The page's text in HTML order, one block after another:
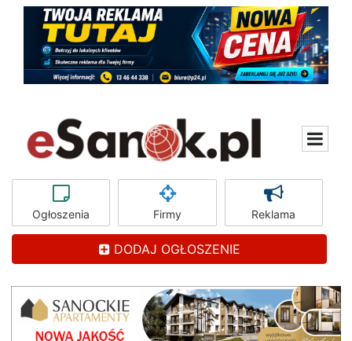
Ogłoszenia Firmy Reklama
DODAJ OGŁOSZENIE